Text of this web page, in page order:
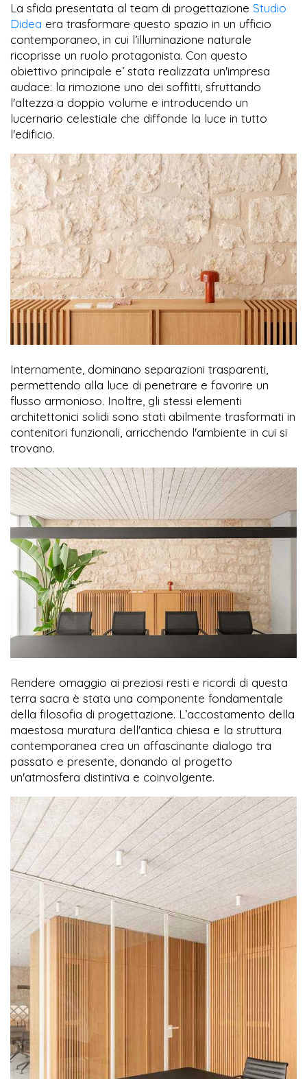
La sfida presentata al team di progettazione Studio
Didea era trasformare questo spazio in un ufficio
contemporaneo, in cui l’illuminazione naturale
ricoprisse un ruolo protagonista. Con questo
obiettivo principale e’ stata realizzata un'impresa
audace: la rimozione uno dei soffitti, sfruttando
l'altezza a doppio volume e introducendo un
lucernario celestiale che diffonde la luce in tutto
l'edificio.
Internamente, dominano separazioni trasparenti,
permettendo alla luce di penetrare e favorire un
flusso armonioso. Inoltre, gli stessi elementi
architettonici solidi sono stati abilmente trasformati in
contenitori funzionali, arricchendo l'ambiente in cui si
trovano.
Rendere omaggio ai preziosi resti e ricordi di questa
terra sacra è stata una componente fondamentale
della filosofia di progettazione. L’accostamento della
maestosa muratura dell'antica chiesa e la struttura
contemporanea crea un affascinante dialogo tra
passato e presente, donando al progetto
un'atmosfera distintiva e coinvolgente.